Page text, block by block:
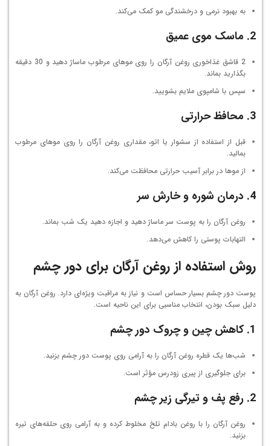
به بهبود نرمی و درخشندگی مو کمک می‌کند.
2. ماسک موی عمیق
2 قاشق غذاخوری روغن آرگان را روی موهای مرطوب ماساژ دهید و 30 دقیقه
بگذارید بماند.
سپس با شامپوی ملایم بشویید.
3. محافظ حرارتی
قبل از استفاده از سشوار یا اتو، مقداری روغن آرگان را روی موهای مرطوب
بمالید.
از موها در برابر آسیب حرارتی محافظت می‌کند.
4. درمان شوره و خارش سر
روغن آرگان را به پوست سر ماساژ دهید و اجازه دهید یک شب بماند.
التهابات پوستی را کاهش می‌دهد.
روش استفاده از روغن آرگان برای دور چشم
پوست دور چشم بسیار حساس است و نیاز به مراقبت ویژه‌ای دارد. روغن آرگان به
دلیل سبک بودن، انتخاب مناسبی برای این ناحیه است.
1. کاهش چین و چروک دور چشم
شب‌ها یک قطره روغن آرگان را به آرامی روی پوست دور چشم بزنید.
برای جلوگیری از پیری زودرس مؤثر است.
2. رفع پف و تیرگی زیر چشم
روغن آرگان را با روغن بادام تلخ مخلوط کرده و به آرامی روی حلقه‌های تیره
بزنید.